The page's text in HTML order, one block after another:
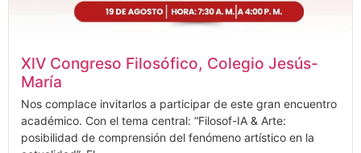
XlV Congreso Filosófico, Colegio Jesús-
María
Nos complace invitarlos a participar de este gran encuentro
académico. Con el tema central: “Filosof-IA & Arte:
posibilidad de comprensión del fenómeno artístico en la